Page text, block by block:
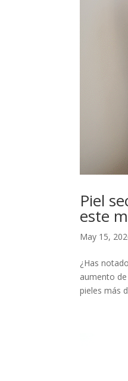
Piel
este
May 15,
¿Has
aumento
pieles más